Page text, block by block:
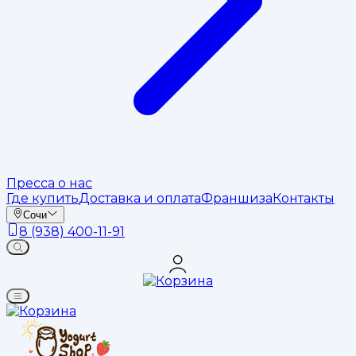
Пресса о нас
Где купитьДоставка и оплатаФраншизаКонтакты
Сочи
8 (938) 400-11-91